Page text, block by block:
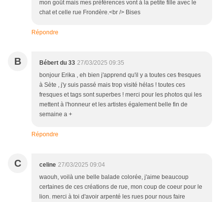
mon goût mais mes préférences vont à la petite fille avec le
chat et celle rue Frondère.<br /> Bises
Répondre
B Bébert du 33 27/03/2025 09:35
bonjour Erika , eh bien j'apprend qu'il y a toutes ces fresques
à Sète , j'y suis passé mais trop visité hélas ! toutes ces
fresques et tags sont superbes ! merci pour les photos qui les
mettent à l'honneur et les artistes également belle fin de
semaine a +
Répondre
C celine 27/03/2025 09:04
waouh, voilà une belle balade colorée, j'aime beaucoup
certaines de ces créations de rue, mon coup de coeur pour le
lion. merci à toi d'avoir arpenté les rues pour nous faire